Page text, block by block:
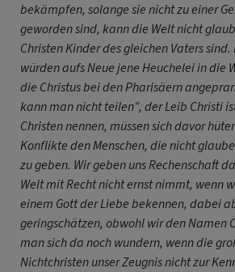
bekämpfen, solange sie nicht zu einer
geworden sind, kann die Welt nicht
Christen Kinder des gleichen Vaters
würden aufs Neue jene Heuchelei in die
die Christus bei den Pharisäern
kann man nicht teilen“, der Leib Christi
Christen nennen, müssen sich davor
Konflikte den Menschen, die nicht
zu geben. Wir geben uns Rechenschaft
Welt mit Recht nicht ernst nimmt, wenn
einem Gott der Liebe bekennen, dabei
geringschätzen, obwohl wir den Namen
man sich da noch wundern, wenn die
Nichtchristen unser Zeugnis nicht zur